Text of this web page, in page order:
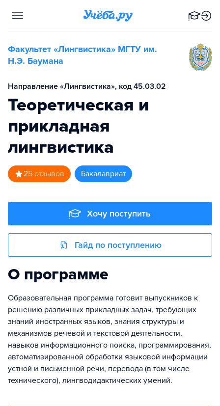
Факультет «Лингвистика» МГТУ им.
Н.Э. Баумана
Направление «Лингвистика», код 45.03.02
Теоретическая и
прикладная
лингвистика
25 отзывов бакалавриат
Хочу поступить
Гайд по поступлению
О программе
Образовательная программа готовит выпускников к
решению различных прикладных задач, требующих
знаний иностранных языков, знания структуры и
механизмов речевой и текстовой деятельности,
навыков информационного поиска, программирования,
автоматизированной обработки языковой информации
устной и письменной речи, перевода (в том числе
технического), лингводидактических умений.